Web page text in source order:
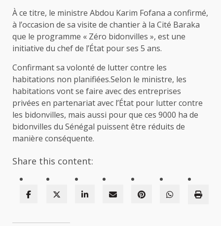
À ce titre, le ministre Abdou Karim Fofana a confirmé,
à l’occasion de sa visite de chantier à la Cité Baraka
que le programme « Zéro bidonvilles », est une
initiative du chef de l’État pour ses 5 ans.
Confirmant sa volonté de lutter contre les
habitations non planifiées.Selon le ministre, les
habitations vont se faire avec des entreprises
privées en partenariat avec l’État pour lutter contre
les bidonvilles, mais aussi pour que ces 9000 ha de
bidonvilles du Sénégal puissent être réduits de
manière conséquente.
Share this content: